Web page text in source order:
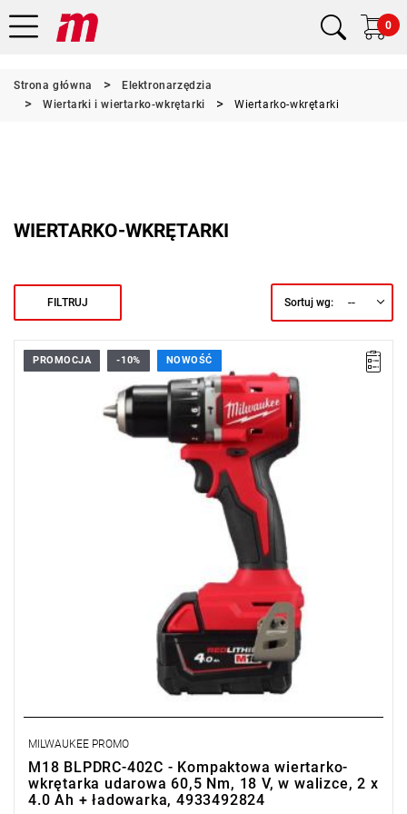
0
Strona główna
Elektronarzędzia
Wiertarki i wiertarko-wkrętarki
Wiertarko-wkrętarki
WIERTARKO-WKRĘTARKI
FILTRUJ Sortuj wg: --
Bardzo wydajna, kompaktowa wiertarko-wkrętarka udarowa z
silnikiem bezszczotkowym, idealna dla profesjonalistów i
majsterkowiczów.
Kup produkt objęty promocją MILWAUKEE® Redemption Classic,
zarejestruj fakturę i odbierz dodatkowy akumulator za 2 zł.
Promocja wyłącznie dla podmiotów posiadających NIP.
.
PROMOCJA -10% NOWOŚĆ
MILWAUKEE PROMO
M18 BLPDRC-402C - Kompaktowa wiertarko-
wkrętarka udarowa 60,5 Nm, 18 V, w walizce, 2 x
4.0 Ah + ładowarka, 4933492824